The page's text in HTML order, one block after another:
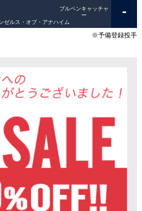
ブルペンキャッチャ
ー
ゼルス・オブ・アナハイム
-
※予備登録投手